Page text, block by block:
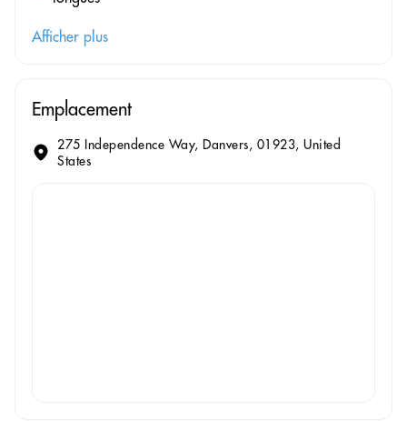
Afficher plus
Emplacement
275 Independence Way, Danvers, 01923, United
States